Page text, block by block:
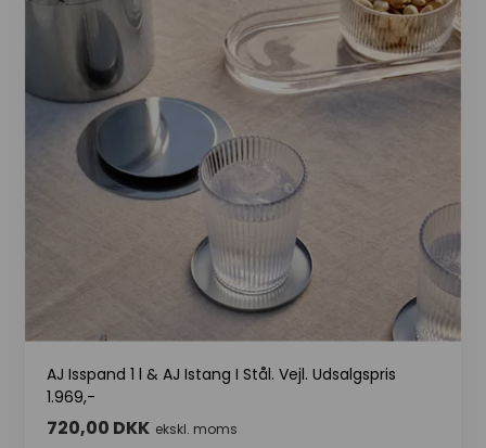
AJ Isspand 1 l & AJ Istang I Stål. Vejl. Udsalgspris
1.969,-
720,00 DKK ekskl. moms